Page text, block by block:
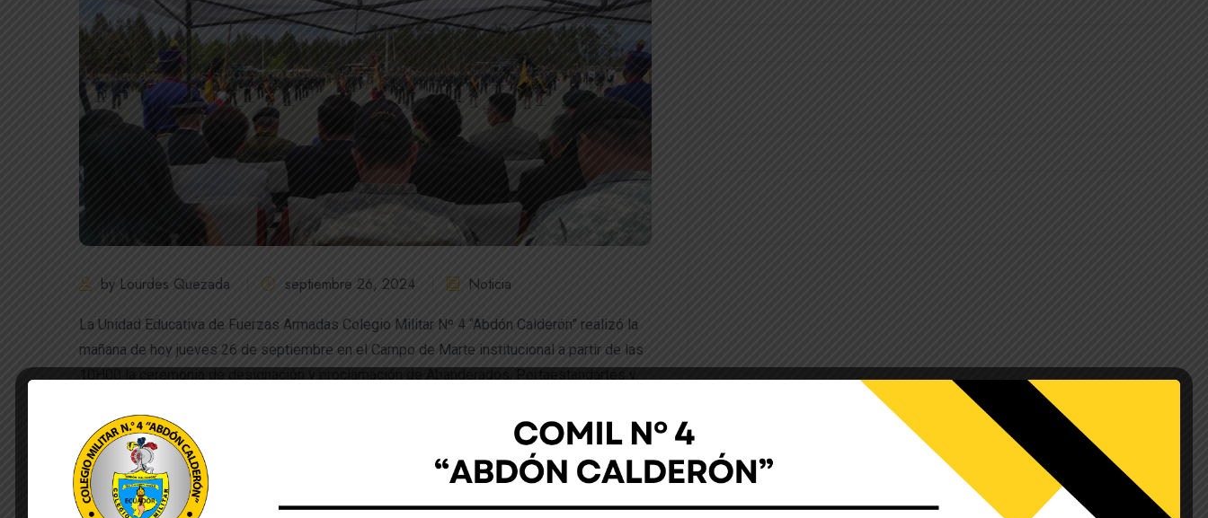
by Lourdes Quezada septiembre 26, 2024 Noticia
La Unidad Educativa de Fuerzas Armadas Colegio Militar Nº 4 “Abdón Calderón” realizó la
mañana de hoy jueves 26 de septiembre en el Campo de Marte institucional a partir de las
bachillerato al conmemorarse el 26 de septiembre el día de la Bandera Nacional.
La ceremonia estuvo presidida por el Coronel Mauricio León Comandante de la Brigada de
Artillería 27 “Portete” autoridades civiles y militares invitadas. La Kdt Arleissy Jiménez fue